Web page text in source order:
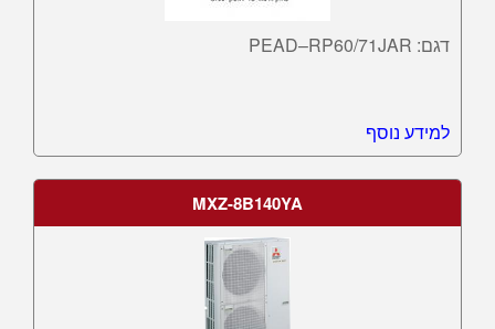
דגם: PEAD–RP60/71JAR
למידע נוסף
MXZ-8B140YA